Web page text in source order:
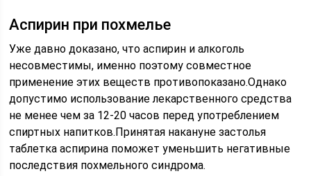
Аспирин при похмелье
Уже давно доказано, что аспирин и алкоголь
несовместимы, именно поэтому совместное
применение этих веществ противопоказано.Однако
допустимо использование лекарственного средства
не менее чем за 12-20 часов перед употреблением
спиртных напитков.Принятая накануне застолья
таблетка аспирина поможет уменьшить негативные
последствия похмельного синдрома.